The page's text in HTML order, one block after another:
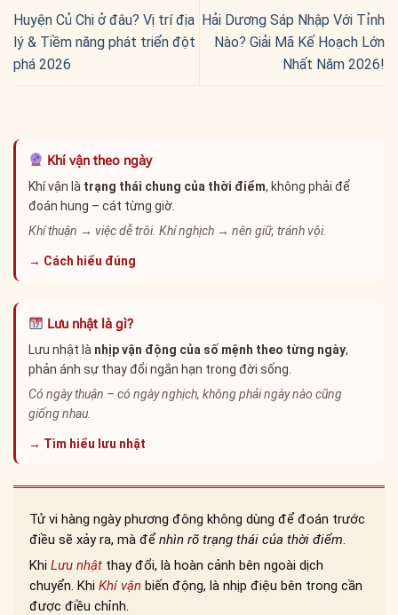
Huyện Củ Chi ở đâu? Vị trí địa
lý & Tiềm năng phát triển đột
phá 2026
Hải Dương Sáp Nhập Với Tỉnh
Nào? Giải Mã Kế Hoạch Lớn
Nhất Năm 2026!
Khí vận theo ngày
Khí vận là trạng thái chung của thời điểm, không phải để
đoán hung – cát từng giờ.
Khí thuận → việc dễ trôi. Khí nghịch → nên giữ, tránh vội.
→ Cách hiểu đúng
Lưu nhật là gì?
Lưu nhật là nhịp vận động của số mệnh theo từng ngày,
phản ánh sự thay đổi ngắn hạn trong đời sống.
Có ngày thuận – có ngày nghịch, không phải ngày nào cũng
giống nhau.
→ Tìm hiểu lưu nhật
Tử vi hàng ngày phương đông không dùng để đoán trước
điều sẽ xảy ra, mà đểnhìn rõ trạng thái của thời điểm.
Khi Lưu nhật thay đổi, là hoàn cảnh bên ngoài dịch
chuyển. Khi Khí vận biến động, là nhịp điệu bên trong cần
được điều chỉnh.